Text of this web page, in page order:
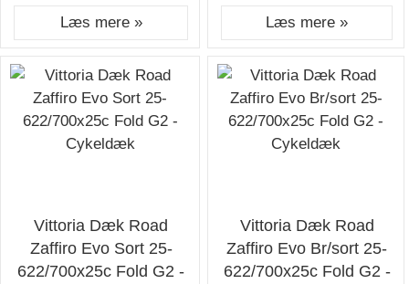
Læs mere » Læs mere »
Vittoria Dæk Road
Zaffiro Evo Sort 25-
622/700x25c Fold G2 -
Vittoria Dæk Road
Zaffiro Evo Br/sort 25-
622/700x25c Fold G2 -